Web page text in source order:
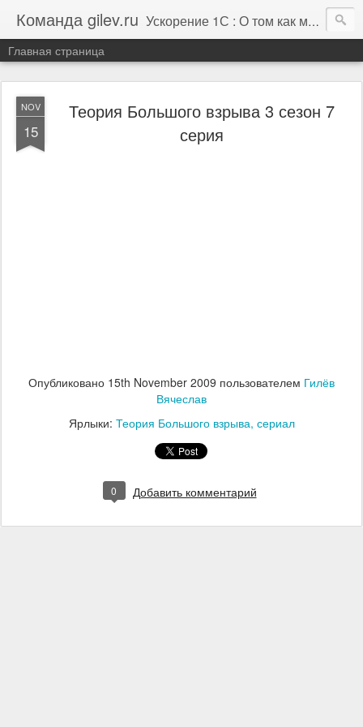
Команда gilev.ru Ускорение 1С : О том как мы это делаем. И не только про это.
Главная страница
NOV
15
Теория Большого взрыва 3 сезон 7
серия
Опубликовано 15th November 2009 пользователем Гилёв
Вячеслав
Ярлыки: Теория Большого взрыва сериал
0 Добавить комментарий